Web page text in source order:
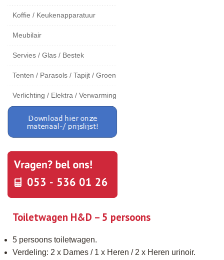
Koffie / Keukenapparatuur
Meubilair
Servies / Glas / Bestek
Tenten / Parasols / Tapijt / Groen
Verlichting / Elektra / Verwarming
Toiletwagen H&D – 5 persoons
5 persoons toiletwagen.
Verdeling: 2 x Dames / 1 x Heren / 2 x Heren urinoir.